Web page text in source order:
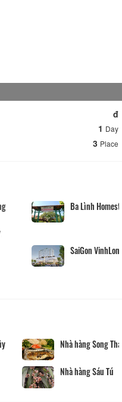
đ
1 Day
3 Place
Khách sạn Cửu Long
Nhà hàng Song Thảo
Nhà hàng Sáu Tú